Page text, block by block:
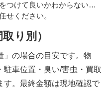
つけて良いかわからない…
せください。
り別）
」の場合の目安です。物
駐車位置・臭い/害虫・買取
す。最終金額は現地確認で